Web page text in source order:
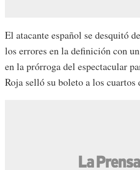
El atacante español se desquitó
los errores en la definición con
en la prórroga del espectacular
Roja selló su boleto a los cuartos